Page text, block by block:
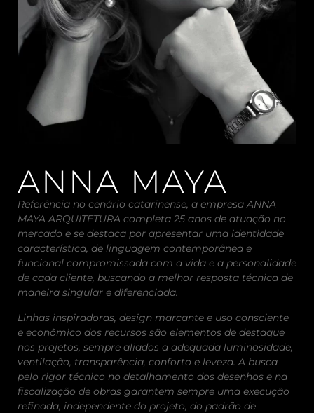
ANNA MAYA
Referência no cenário catarinense, a empresa ANNA
MAYA ARQUITETURA completa 25 anos de atuação no
mercado e se destaca por apresentar uma identidade
característica, de linguagem contemporânea e
funcional compromissada com a vida e a personalidade
de cada cliente, buscando a melhor resposta técnica de
maneira singular e diferenciada.
Linhas inspiradoras, design marcante e uso consciente
e econômico dos recursos são elementos de destaque
nos projetos, sempre aliados a adequada luminosidade,
ventilação, transparência, conforto e leveza. A busca
pelo rigor técnico no detalhamento dos desenhos e na
fiscalização de obras garantem sempre uma execução
refinada, independente do projeto, do padrão de